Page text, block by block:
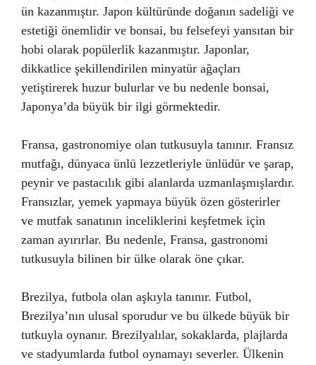
ün kazanmıştır. Japon kültüründe doğanın sadeliği ve
estetiği önemlidir ve bonsai, bu felsefeyi yansıtan bir
hobi olarak popülerlik kazanmıştır. Japonlar,
dikkatlice şekillendirilen minyatür ağaçları
yetiştirerek huzur bulurlar ve bu nedenle bonsai,
Japonya’da büyük bir ilgi görmektedir.
Fransa, gastronomiye olan tutkusuyla tanınır. Fransız
mutfağı, dünyaca ünlü lezzetleriyle ünlüdür ve şarap,
peynir ve pastacılık gibi alanlarda uzmanlaşmışlardır.
Fransızlar, yemek yapmaya büyük özen gösterirler
ve mutfak sanatının inceliklerini keşfetmek için
zaman ayırırlar. Bu nedenle, Fransa, gastronomi
tutkusuyla bilinen bir ülke olarak öne çıkar.
Brezilya, futbola olan aşkıyla tanınır. Futbol,
Brezilya’nın ulusal sporudur ve bu ülkede büyük bir
tutkuyla oynanır. Brezilyalılar, sokaklarda, plajlarda
ve stadyumlarda futbol oynamayı severler. Ülkenin